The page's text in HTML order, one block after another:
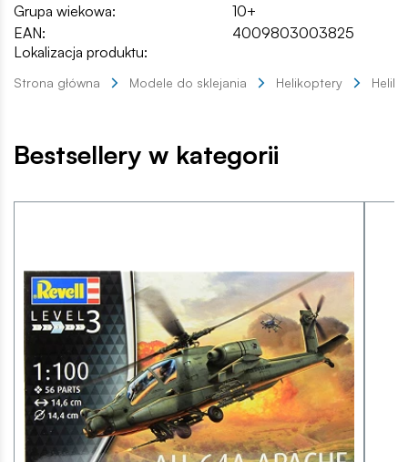
Grupa wiekowa:
10+
EAN:
4009803003825
Lokalizacja produktu:
Strona główna Modele do sklejania Helikoptery
Bestsellery w kategorii